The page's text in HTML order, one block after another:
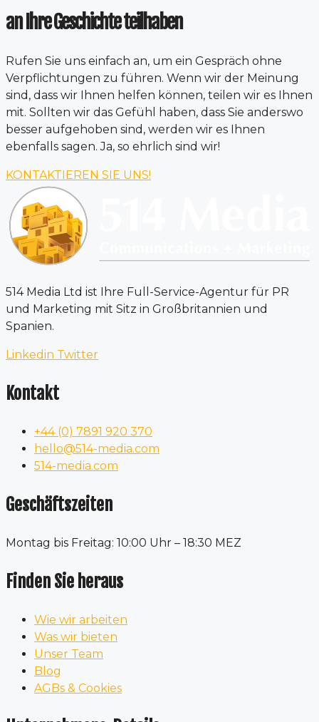
an Ihre Geschichte teilhaben
Rufen Sie uns einfach an, um ein Gespräch ohne
Verpflichtungen zu führen. Wenn wir der Meinung
sind, dass wir Ihnen helfen können, teilen wir es Ihnen
mit. Sollten wir das Gefühl haben, dass Sie anderswo
besser aufgehoben sind, werden wir es Ihnen
ebenfalls sagen. Ja, so ehrlich sind wir!
KONTAKTIEREN SIE UNS!
514 Media Ltd ist Ihre Full-Service-Agentur für PR
und Marketing mit Sitz in Großbritannien und
Spanien.
Linkedin Twitter
Kontakt
+44 (0) 7891 920 370
hello@514-media.com
514-media.com
Geschäftszeiten
Montag bis Freitag: 10:00 Uhr – 18:30 MEZ
Finden Sie heraus
Wie wir arbeiten
Was wir bieten
Unser Team
Blog
AGBs & Cookies